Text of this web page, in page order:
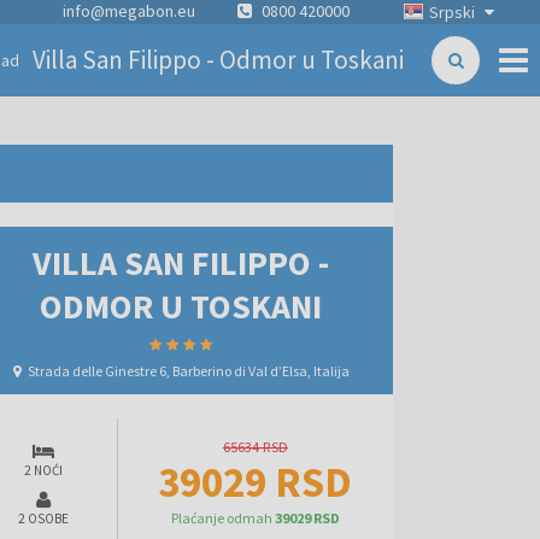
Srpski
info@megabon.eu 0800 420000
Villa San Filippo - Odmor u Toskani
VILLA SAN FILIPPO -
ODMOR U TOSKANI
Strada delle Ginestre 6, Barberino di Val dʼElsa, Italija
2 NOĆI
2 OSOBE
65634 RSD
39029 RSD
Plaćanje odmah 39029 RSD